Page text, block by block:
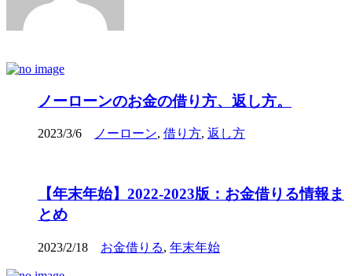
ノーローンのお金の借り方、返し方。
2023/3/6 ノーローン, 借り方, 返し方
【年末年始】2022-2023版：お金借りる情報ま
とめ
2023/2/18 お金借りる, 年末年始